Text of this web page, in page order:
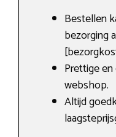
Bestellen
bezorging
Prettige
webshop.
Altijd